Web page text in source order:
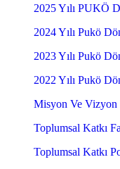
2025 Yılı PUKÖ
2024 Yılı Pukö
2023 Yılı Pukö
2022 Yılı Pukö
Misyon Ve Vizyon
Toplumsal Katkı
Toplumsal Katkı